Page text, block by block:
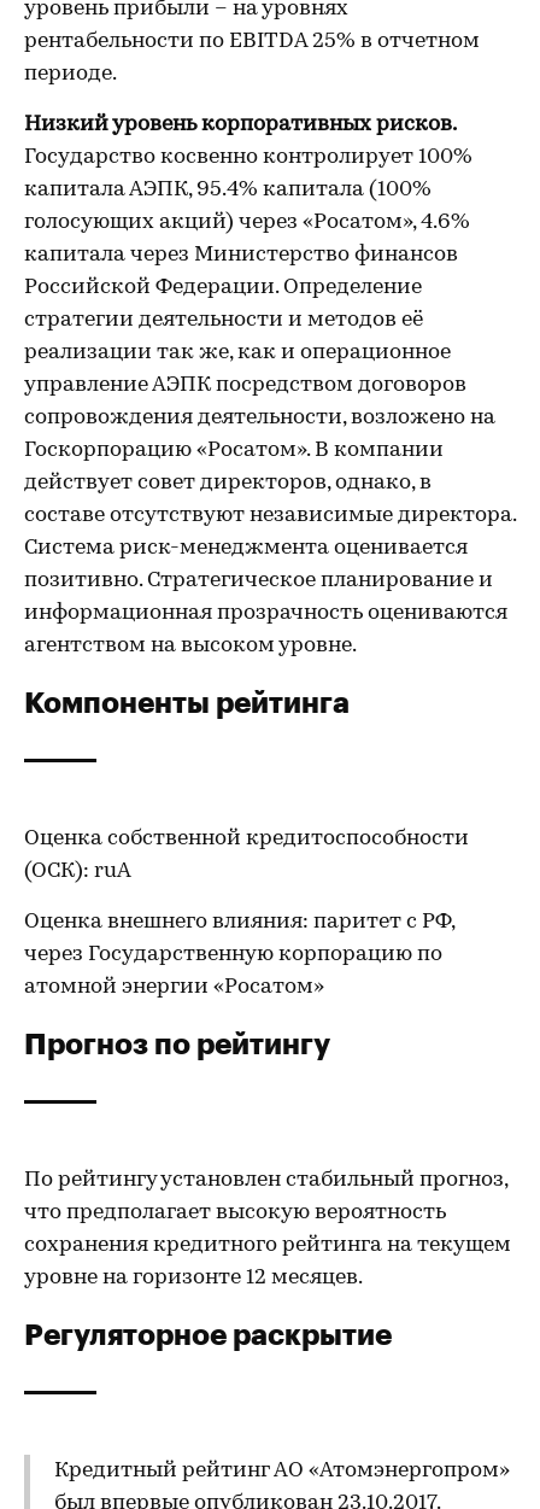
уровень прибыли – на уровнях
рентабельности по EBITDA 25% в отчетном
периоде.
Низкий уровень корпоративных рисков.
Государство косвенно контролирует 100%
капитала АЭПК, 95.4% капитала (100%
голосующих акций) через «Росатом», 4.6%
капитала через Министерство финансов
Российской Федерации. Определение
стратегии деятельности и методов её
реализации так же, как и операционное
управление АЭПК посредством договоров
сопровождения деятельности, возложено на
Госкорпорацию «Росатом». В компании
действует совет директоров, однако, в
составе отсутствуют независимые директора.
Система риск-менеджмента оценивается
позитивно. Стратегическое планирование и
информационная прозрачность оцениваются
агентством на высоком уровне.
Компоненты рейтинга
Оценка собственной кредитоспособности
(ОСК): ruА
Оценка внешнего влияния: паритет с РФ,
через Государственную корпорацию по
атомной энергии «Росатом»
Прогноз по рейтингу
По рейтингу установлен стабильный прогноз,
что предполагает высокую вероятность
сохранения кредитного рейтинга на текущем
уровне на горизонте 12 месяцев.
Регуляторное раскрытие
Кредитный рейтинг АО «Атомэнергопром»
был впервые опубликован 23.10.2017.